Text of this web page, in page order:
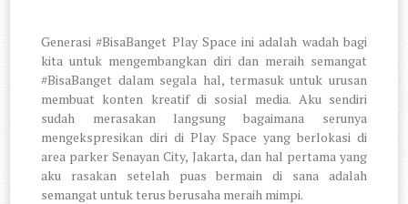
Generasi #BisaBanget Play Space ini adalah wadah bagi
kita untuk mengembangkan diri dan meraih semangat
#BisaBanget dalam segala hal, termasuk untuk urusan
membuat konten kreatif di sosial media. Aku sendiri
sudah merasakan langsung bagaimana serunya
mengekspresikan diri di Play Space yang berlokasi di
area parker Senayan City, Jakarta, dan hal pertama yang
aku rasakan setelah puas bermain di sana adalah
semangat untuk terus berusaha meraih mimpi.